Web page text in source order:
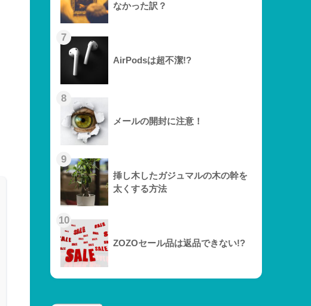
なかった訳？
7
AirPodsは超不潔!?
8
メールの開封に注意！
9
挿し木したガジュマルの木の幹を
太くする方法
10
ZOZOセール品は返品できない!?